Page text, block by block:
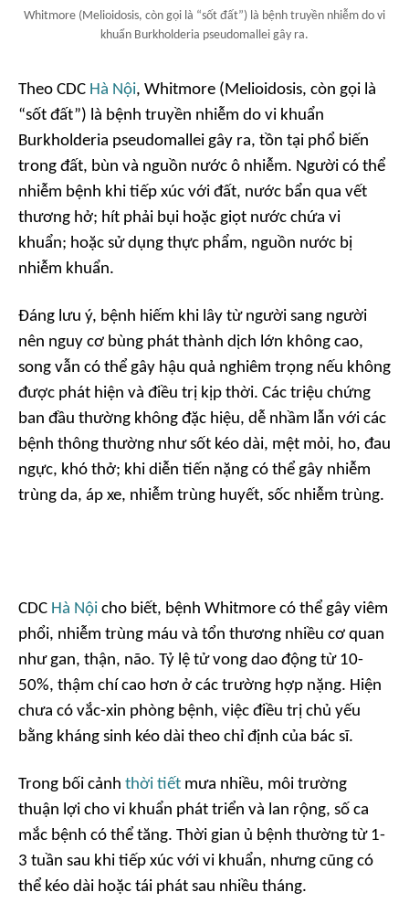
Whitmore (Melioidosis, còn gọi là “sốt đất”) là bệnh truyền nhiễm do vi
khuẩn Burkholderia pseudomallei gây ra.
Theo CDC Hà Nội, Whitmore (Melioidosis, còn gọi là
“sốt đất”) là bệnh truyền nhiễm do vi khuẩn
Burkholderia pseudomallei gây ra, tồn tại phổ biến
trong đất, bùn và nguồn nước ô nhiễm. Người có thể
nhiễm bệnh khi tiếp xúc với đất, nước bẩn qua vết
thương hở; hít phải bụi hoặc giọt nước chứa vi
khuẩn; hoặc sử dụng thực phẩm, nguồn nước bị
nhiễm khuẩn.
Đáng lưu ý, bệnh hiếm khi lây từ người sang người
nên nguy cơ bùng phát thành dịch lớn không cao,
song vẫn có thể gây hậu quả nghiêm trọng nếu không
được phát hiện và điều trị kịp thời. Các triệu chứng
ban đầu thường không đặc hiệu, dễ nhầm lẫn với các
bệnh thông thường như sốt kéo dài, mệt mỏi, ho, đau
ngực, khó thở; khi diễn tiến nặng có thể gây nhiễm
trùng da, áp xe, nhiễm trùng huyết, sốc nhiễm trùng.
CDC Hà Nội cho biết, bệnh Whitmore có thể gây viêm
phổi, nhiễm trùng máu và tổn thương nhiều cơ quan
như gan, thận, não. Tỷ lệ tử vong dao động từ 10-
50%, thậm chí cao hơn ở các trường hợp nặng. Hiện
chưa có vắc-xin phòng bệnh, việc điều trị chủ yếu
bằng kháng sinh kéo dài theo chỉ định của bác sĩ.
Trong bối cảnh thời tiết mưa nhiều, môi trường
thuận lợi cho vi khuẩn phát triển và lan rộng, số ca
mắc bệnh có thể tăng. Thời gian ủ bệnh thường từ 1-
3 tuần sau khi tiếp xúc với vi khuẩn, nhưng cũng có
thể kéo dài hoặc tái phát sau nhiều tháng.